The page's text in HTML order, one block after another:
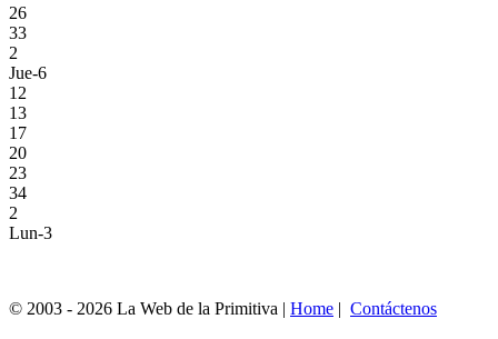
26
33
2
Jue-6
12
13
17
20
23
34
2
Lun-3
© 2003 - 2026 La Web de la Primitiva | Home | Contáctenos